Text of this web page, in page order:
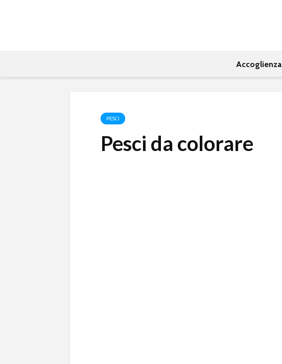
Accoglienza
PESCI
Pesci da colorare